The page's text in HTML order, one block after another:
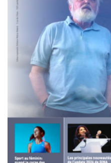
22 juin 2026 - 17:16
Covid long: des symptômes
11 mai 2026 - 10:36
Un robot humanoïde testé à
équipes soignantes
31 mars 2026 - 06:51
IA et responsabilité
change la donne juridique
30 mars 2026 - 20:00
Les résultats prometteurs
prospective de Google AMIE
30 mars 2026 - 19:55